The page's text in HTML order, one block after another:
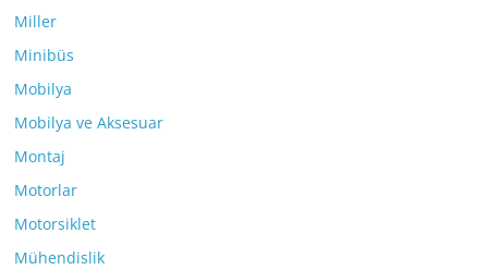
Miller
Minibüs
Mobilya
Mobilya ve Aksesuar
Montaj
Motorlar
Motorsiklet
Mühendislik